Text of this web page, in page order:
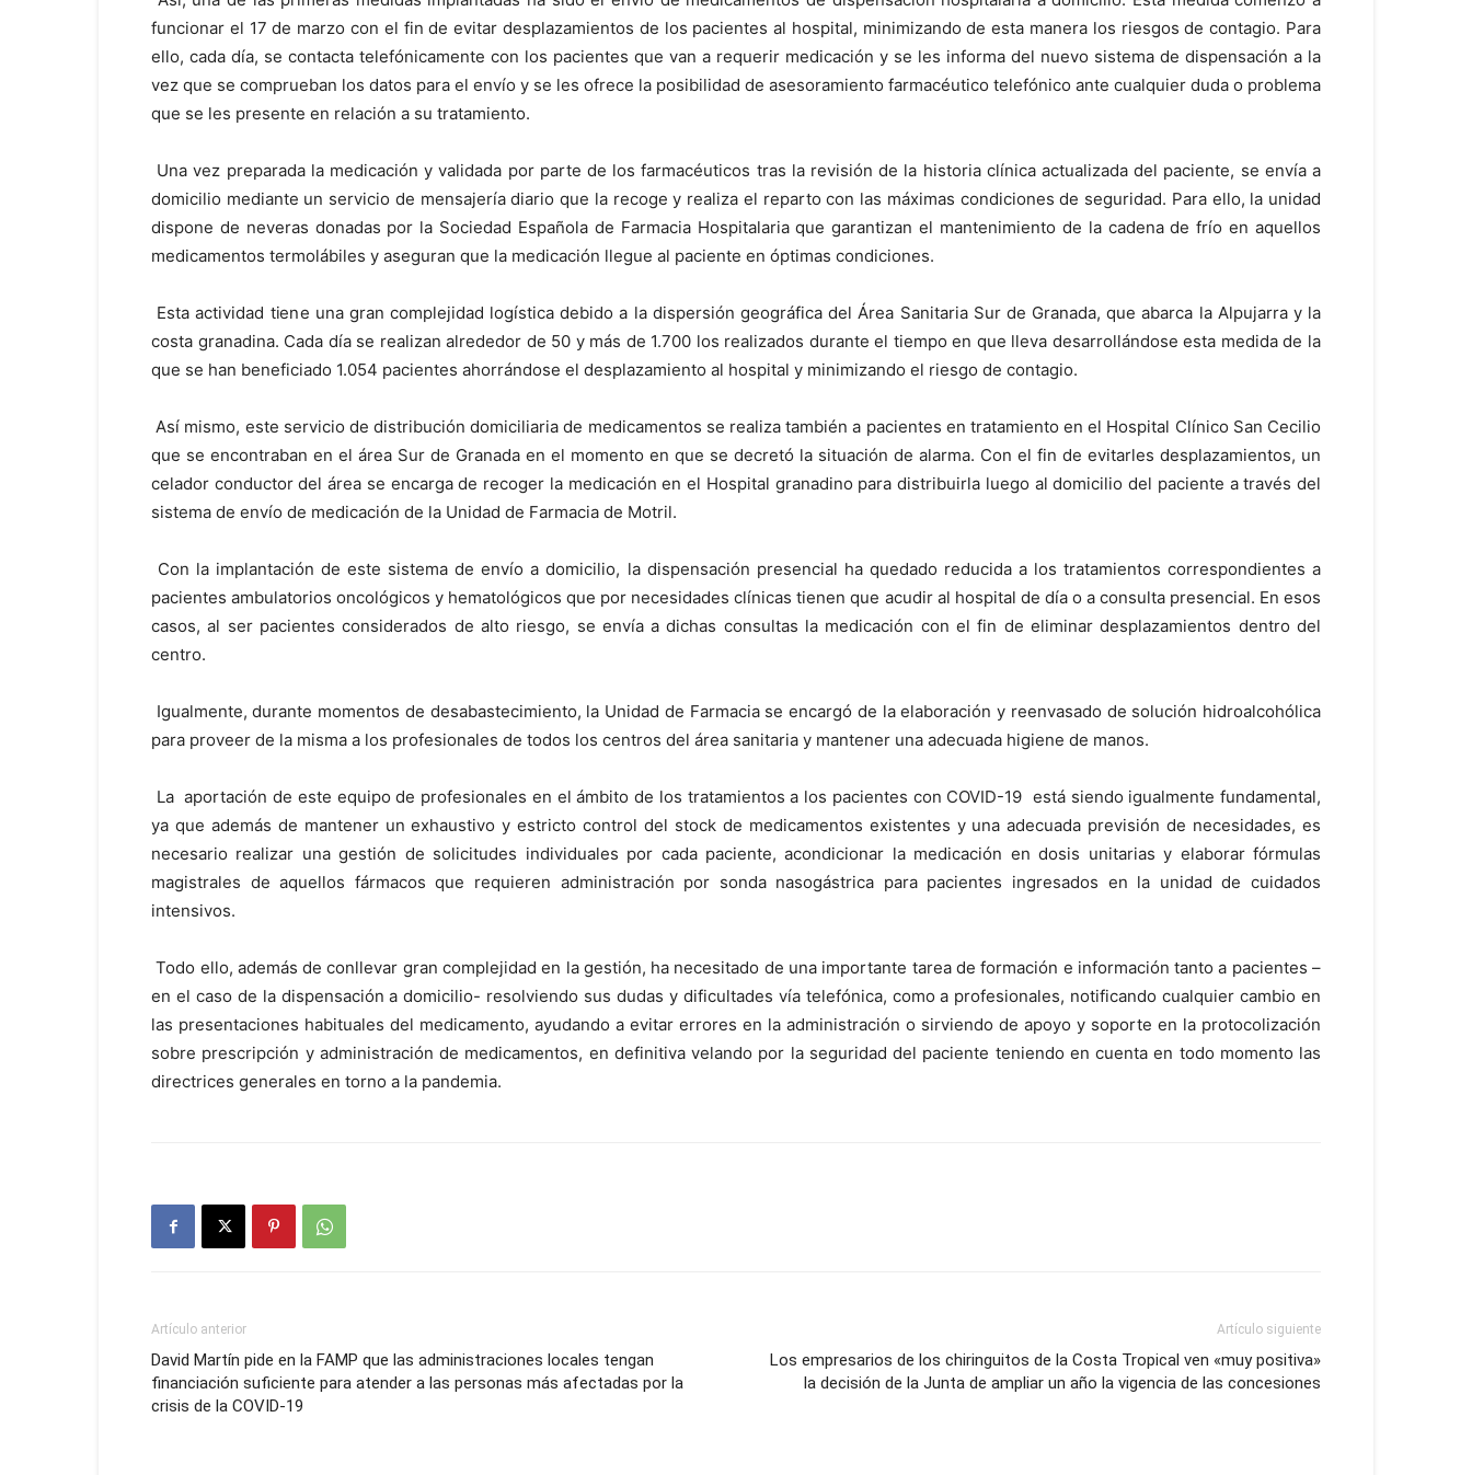
funcionar el 17 de marzo con el fin de evitar desplazamientos de los pacientes al hospital, minimizando de esta manera los riesgos de contagio. Para
ello, cada día, se contacta telefónicamente con los pacientes que van a requerir medicación y se les informa del nuevo sistema de dispensación a la
vez que se comprueban los datos para el envío y se les ofrece la posibilidad de asesoramiento farmacéutico telefónico ante cualquier duda o problema
que se les presente en relación a su tratamiento.
Una vez preparada la medicación y validada por parte de los farmacéuticos tras la revisión de la historia clínica actualizada del paciente, se envía a
domicilio mediante un servicio de mensajería diario que la recoge y realiza el reparto con las máximas condiciones de seguridad. Para ello, la unidad
dispone de neveras donadas por la Sociedad Española de Farmacia Hospitalaria que garantizan el mantenimiento de la cadena de frío en aquellos
medicamentos termolábiles y aseguran que la medicación llegue al paciente en óptimas condiciones.
Esta actividad tiene una gran complejidad logística debido a la dispersión geográfica del Área Sanitaria Sur de Granada, que abarca la Alpujarra y la
costa granadina. Cada día se realizan alrededor de 50 y más de 1.700 los realizados durante el tiempo en que lleva desarrollándose esta medida de la
que se han beneficiado 1.054 pacientes ahorrándose el desplazamiento al hospital y minimizando el riesgo de contagio.
Así mismo, este servicio de distribución domiciliaria de medicamentos se realiza también a pacientes en tratamiento en el Hospital Clínico San Cecilio
que se encontraban en el área Sur de Granada en el momento en que se decretó la situación de alarma. Con el fin de evitarles desplazamientos, un
celador conductor del área se encarga de recoger la medicación en el Hospital granadino para distribuirla luego al domicilio del paciente a través del
sistema de envío de medicación de la Unidad de Farmacia de Motril.
Con la implantación de este sistema de envío a domicilio, la dispensación presencial ha quedado reducida a los tratamientos correspondientes a
pacientes ambulatorios oncológicos y hematológicos que por necesidades clínicas tienen que acudir al hospital de día o a consulta presencial. En esos
casos, al ser pacientes considerados de alto riesgo, se envía a dichas consultas la medicación con el fin de eliminar desplazamientos dentro del
centro.
Igualmente, durante momentos de desabastecimiento, la Unidad de Farmacia se encargó de la elaboración y reenvasado de solución hidroalcohólica
para proveer de la misma a los profesionales de todos los centros del área sanitaria y mantener una adecuada higiene de manos.
La aportación de este equipo de profesionales en el ámbito de los tratamientos a los pacientes con COVID-19 está siendo igualmente fundamental,
ya que además de mantener un exhaustivo y estricto control del stock de medicamentos existentes y una adecuada previsión de necesidades, es
necesario realizar una gestión de solicitudes individuales por cada paciente, acondicionar la medicación en dosis unitarias y elaborar fórmulas
magistrales de aquellos fármacos que requieren administración por sonda nasogástrica para pacientes ingresados en la unidad de cuidados
intensivos.
Todo ello, además de conllevar gran complejidad en la gestión, ha necesitado de una importante tarea de formación e información tanto a pacientes –
en el caso de la dispensación a domicilio- resolviendo sus dudas y dificultades vía telefónica, como a profesionales, notificando cualquier cambio en
las presentaciones habituales del medicamento, ayudando a evitar errores en la administración o sirviendo de apoyo y soporte en la protocolización
sobre prescripción y administración de medicamentos, en definitiva velando por la seguridad del paciente teniendo en cuenta en todo momento las
directrices generales en torno a la pandemia.
Artículo anterior
David Martín pide en la FAMP que las administraciones locales tengan
financiación suficiente para atender a las personas más afectadas por la
crisis de la COVID-19
Artículo siguiente
Los empresarios de los chiringuitos de la Costa Tropical ven «muy positiva»
la decisión de la Junta de ampliar un año la vigencia de las concesiones